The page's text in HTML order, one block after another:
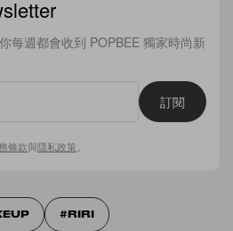
每週都會收到 POPBEE 獨家時尚新
訂閱
條款與隱私政策
RIRI